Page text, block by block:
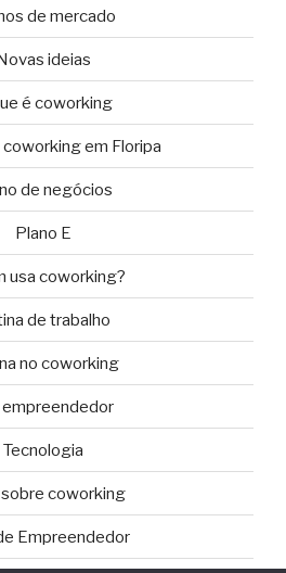
de mercado
ideias
é coworking
em Floripa
de negócios
Plano E
usa coworking?
de trabalho
no coworking
empreendedor
Tecnologia
coworking
Empreendedor